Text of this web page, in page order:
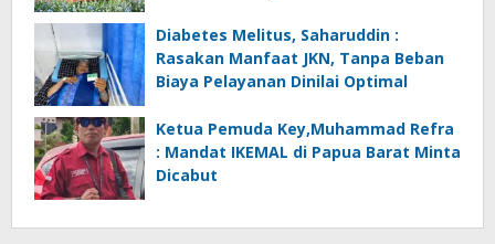
Diabetes Melitus, Saharuddin :
Rasakan Manfaat JKN, Tanpa Beban
Biaya Pelayanan Dinilai Optimal
Ketua Pemuda Key,Muhammad Refra
: Mandat IKEMAL di Papua Barat Minta
Dicabut